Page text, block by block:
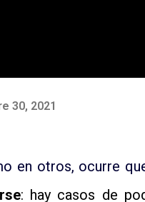
30, 2021
en otros, ocurre
: hay casos de